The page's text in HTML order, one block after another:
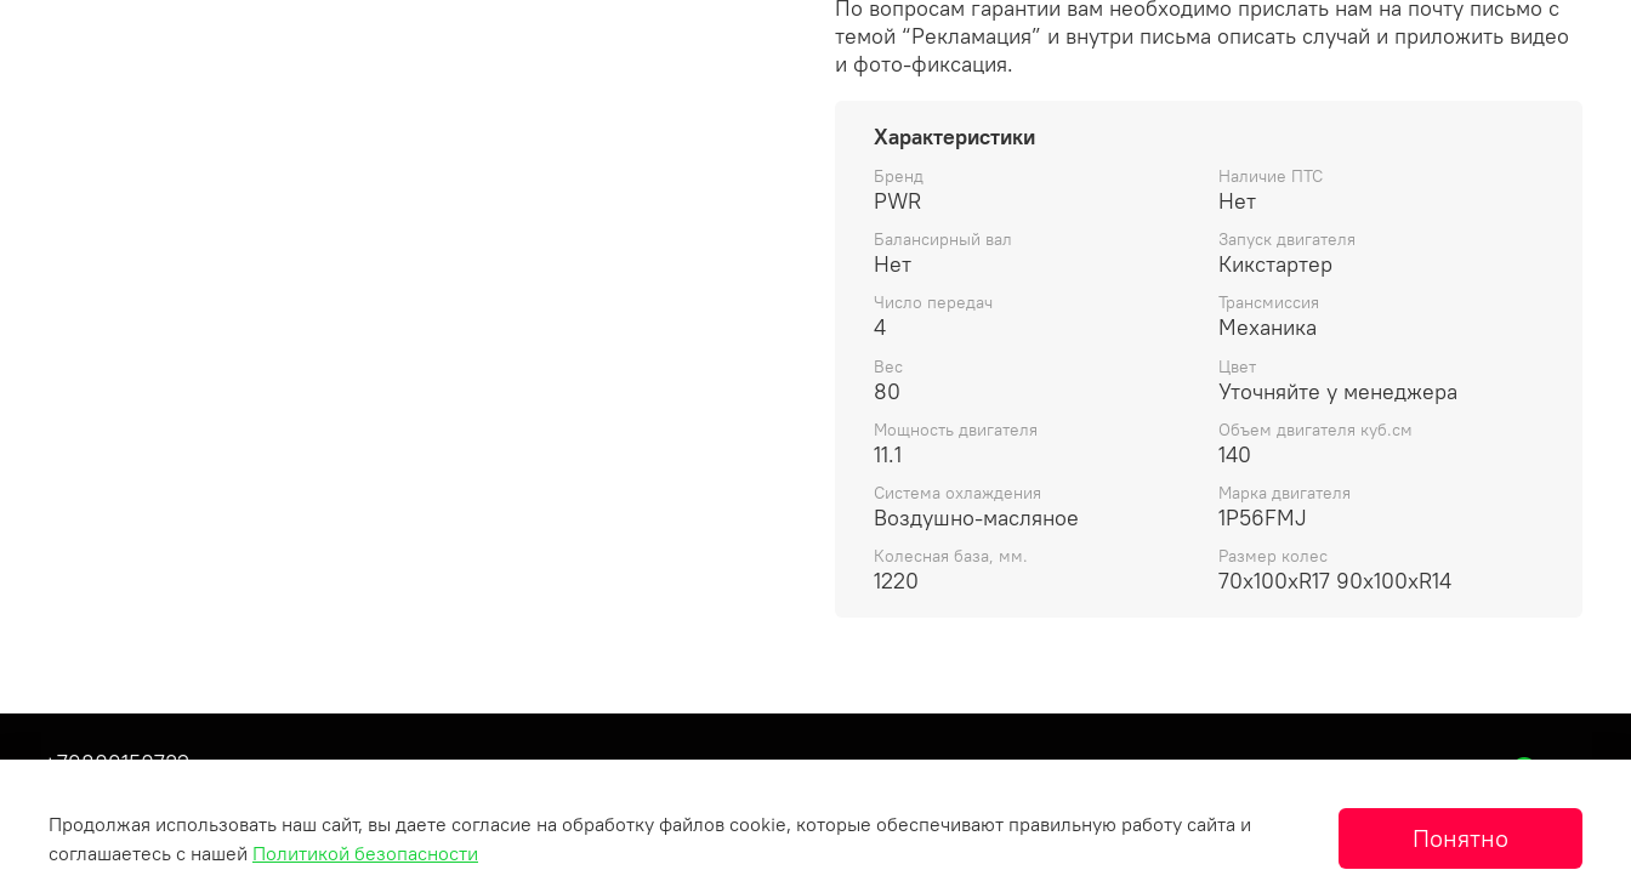
По вопросам гарантии вам необходимо прислать нам на почту письмо с
темой “Рекламация” и внутри письма описать случай и приложить видео
и фото-фиксация.
Характеристики
Бренд
PWR
Наличие ПТС
Нет
Балансирный вал
Нет
Запуск двигателя
Кикстартер
Число передач
4
Трансмиссия
Механика
Вес
80
Цвет
Уточняйте у менеджера
Мощность двигателя
11.1
Объем двигателя куб.см
140
Система охлаждения
Воздушно-масляное
Марка двигателя
1P56FMJ
Колесная база, мм.
1220
Размер колес
70х100хR17 90х100хR14
+79809150732
Продолжая использовать наш сайт, вы даете согласие на обработку файлов cookie, которые обеспечивают правильную работу сайта и
соглашаетесь с нашей Политикой безопасности Понятно